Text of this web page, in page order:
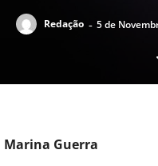
Redação - 5 de
Marina Guerra